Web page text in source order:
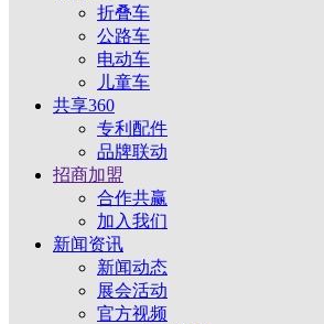
折叠车
公路车
电动车
儿童车
共享360
专利配件
品牌联动
招商加盟
合作共赢
加入我们
新闻资讯
新闻动态
展会活动
官方视频